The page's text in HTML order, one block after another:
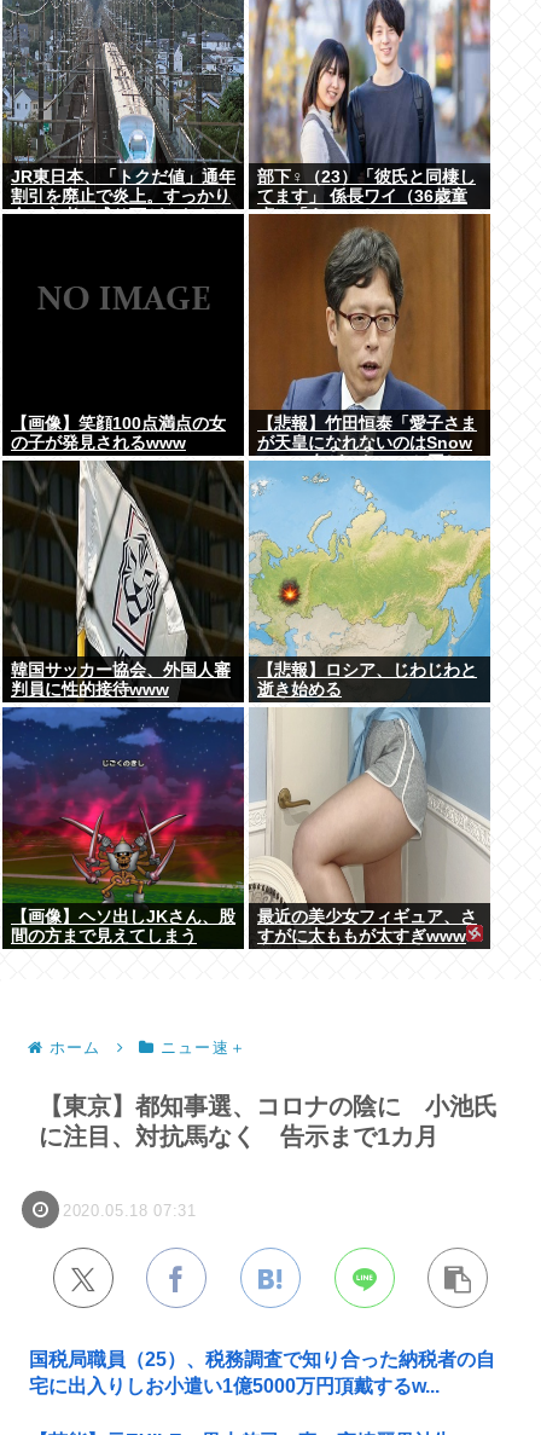
JR東日本、「トクだ値」通年
割引を廃止で炎上。すっかり
金の亡者と成り下がったな
部下♀（23）「彼氏と同棲し
てます」 係長ワイ（36歳童
貞）「えっ…？」
【画像】笑顔100点満点の女
の子が発見されるwww
【悲報】竹田恒泰「愛子さま
が天皇になれないのはSnow
Manに女がいないのと同じ」
X民「養子案はSnow Manに
竹田恒泰が入るようなもの」
韓国サッカー協会、外国人審
判員に性的接待www
【悲報】ロシア、じわじわと
逝き始める
【画像】ヘソ出しJKさん、股
間の方まで見えてしまう
最近の美少女フィギュア、さ
すがに太ももが太すぎwww
ホーム ニュー速＋
【東京】都知事選、コロナの陰に 小池氏
に注目、対抗馬なく 告示まで1カ月
2020.05.18 07:31
国税局職員（25）、税務調査で知り合った納税者の自
宅に出入りしお小遣い1億5000万円頂戴するw...